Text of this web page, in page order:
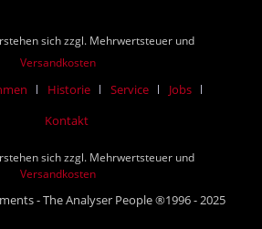
sich zzgl. Mehrwertsteuer und
Versandkosten
Historie Service
Jobs
Kontakt
sich zzgl. Mehrwertsteuer und
Versandkosten
- The Analyser People ®1996 - 2025